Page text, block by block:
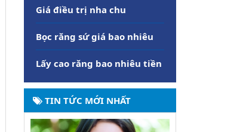
Giá điều trị nha chu
Bọc răng sứ giá bao nhiêu
Lấy cao răng bao nhiêu tiền
TIN TỨC MỚI NHẤT